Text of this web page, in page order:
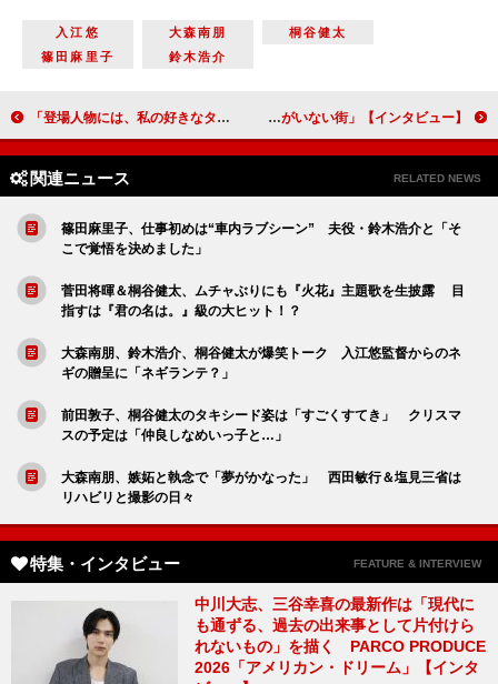
入江悠 大森南朋
桐谷健太
篠田麻里子
鈴木浩介
「登場人物には、私の好きなタイプの男性をずらりと並べました（笑）」森下佳子（脚本）後編【「おんな城主 直虎」インタビュー】 【インタビュー】「僕だけがいない街」古川雄輝「原作のファンにもとても喜んでいただけると思っています」
関連ニュース RELATED NEWS
篠田麻里子、仕事初めは“車内ラブシーン” 夫役・鈴木浩介と「そ
こで覚悟を決めました」
菅田将暉＆桐谷健太、ムチャぶりにも『火花』主題歌を生披露 目
指すは『君の名は。』級の大ヒット！？
大森南朋、鈴木浩介、桐谷健太が爆笑トーク 入江悠監督からのネ
ギの贈呈に「ネギランテ？」
前田敦子、桐谷健太のタキシード姿は「すごくすてき」 クリスマ
スの予定は「仲良しなめいっ子と…」
大森南朋、嫉妬と執念で「夢がかなった」 西田敏行＆塩見三省は
リハビリと撮影の日々
特集・インタビュー FEATURE & INTERVIEW
中川大志、三谷幸喜の最新作は「現代に
も通ずる、過去の出来事として片付けら
れないもの」を描く PARCO PRODUCE
2026「アメリカン・ドリーム」【インタ